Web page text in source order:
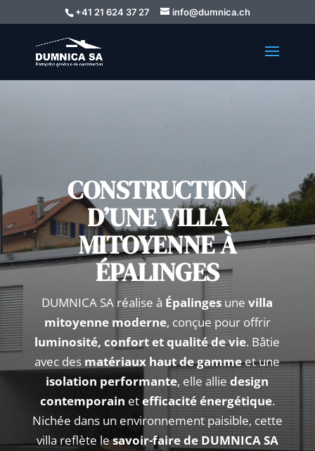
+41 21 624 37 27 info@dumnica.ch
CONSTRUCTION
D’UNE VILLA
MITOYENNE À
ÉPALINGES
DUMNICA SA réalise à Épalingesunevilla
mitoyenne moderne, conçue pour offrir
luminosité, confort et qualité de vie. Bâtie
avec des matériaux haut de gammeet une
isolation performante, elle alliedesign
contemporain etefficacité énergétique.
Nichée dans un environnement paisible, cette
villa reflète lesavoir-faire de DUMNICA SA